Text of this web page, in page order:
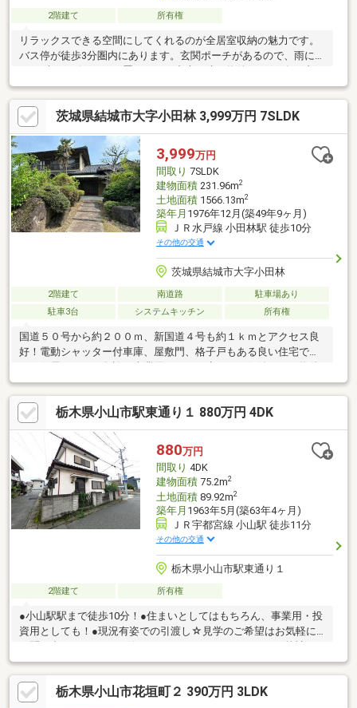
2階建て 所有権
リラックスできる空間にしてくれるのが全居室収納の魅力です。
バス停が徒歩3分圏内にあります。玄関ポーチがあるので、雨にぬ
かつ快適な生活を送りましょう。エアコンを備え付けているの
で、室内環境を快適にすることができますよ。入居後、改めて便
利に感じるのは独立した洗面所の物件。フローリングは掃除が簡
単です。
茨城県結城市大字小田林 3,999万円 7SLDK
3,999万円
間取り 7SLDK
建物面積231.96m2
土地面積1566.13m2
築年月 1976年12月(築49年9ヶ月)
ＪＲ水戸線 小田林駅 徒歩10分
その他の交通
茨城県結城市大字小田林
2階建て 南道路
駐車場あり
駐車3台
システムキッチン 所有権
国道５０号から約２００ｍ、新国道４号も約１ｋｍとアクセス良
好！電動シャッター付車庫、屋敷門、格子戸もある良い住宅で
です。東京へのアクセスは、目の前の国道５０号から新国道４号
にて、圏央道五霞インター経由で東北自動車道利用で都心までは
なんと１時間程度。意外に近い立地と実感頂けると思います。電
車ならＪＲ小山駅から新幹線でこちらも５０分程度で東京駅まで
行け、交通アクセス良好です。
栃木県小山市駅東通り１ 880万円 4DK
880万円
間取り 4DK
建物面積75.2m2
土地面積89.92m2
築年月 1963年5月(築63年4ヶ月)
ＪＲ宇都宮線 小山駅 徒歩11分
その他の交通
栃木県小山市駅東通り１
2階建て 所有権
●小山駅駅まで徒歩10分！●住まいとしてはもちろん、事業用・投
資用としても！●現況有姿での引渡し☆見学のご希望はお気軽に
ご提案いたします。また、リフォーム等も住宅ローンに含めて借
り入れ可能ですのでご相談下さい！☆住宅ローンのご不安や、資
金計画等のご相談もお任せ下さい！全力でサポートいたします！
栃木県小山市花垣町２ 390万円 3LDK